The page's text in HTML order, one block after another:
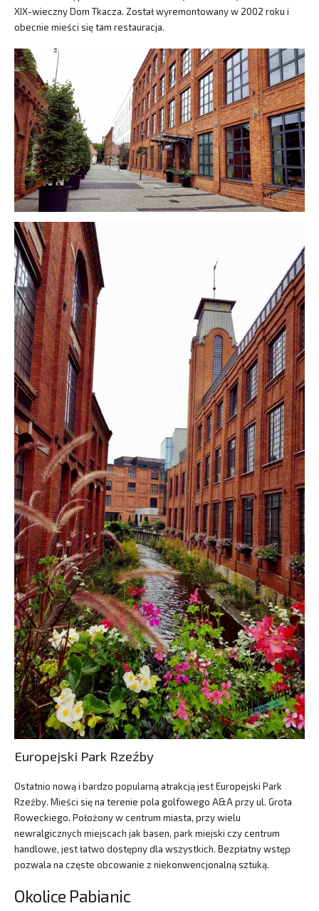
XIX-wieczny Dom Tkacza. Został wyremontowany w 2002 roku i
obecnie mieści się tam restauracja.
Europejski Park Rzeźby
Ostatnio nową i bardzo popularną atrakcją jest Europejski Park
Rzeźby. Mieści się na terenie pola golfowego A&A przy ul. Grota
Roweckiego. Położony w centrum miasta, przy wielu
newralgicznych miejscach jak basen, park miejski czy centrum
handlowe, jest łatwo dostępny dla wszystkich. Bezpłatny wstęp
pozwala na częste obcowanie z niekonwencjonalną sztuką.
Okolice Pabianic